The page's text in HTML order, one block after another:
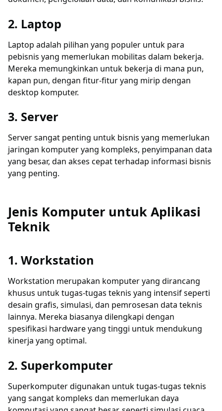
2. Laptop
Laptop adalah pilihan yang populer untuk para
pebisnis yang memerlukan mobilitas dalam bekerja.
Mereka memungkinkan untuk bekerja di mana pun,
kapan pun, dengan fitur-fitur yang mirip dengan
desktop komputer.
3. Server
Server sangat penting untuk bisnis yang memerlukan
jaringan komputer yang kompleks, penyimpanan data
yang besar, dan akses cepat terhadap informasi bisnis
yang penting.
Jenis Komputer untuk Aplikasi
Teknik
1. Workstation
Workstation merupakan komputer yang dirancang
khusus untuk tugas-tugas teknis yang intensif seperti
desain grafis, simulasi, dan pemrosesan data teknis
lainnya. Mereka biasanya dilengkapi dengan
spesifikasi hardware yang tinggi untuk mendukung
kinerja yang optimal.
2. Superkomputer
Superkomputer digunakan untuk tugas-tugas teknis
yang sangat kompleks dan memerlukan daya